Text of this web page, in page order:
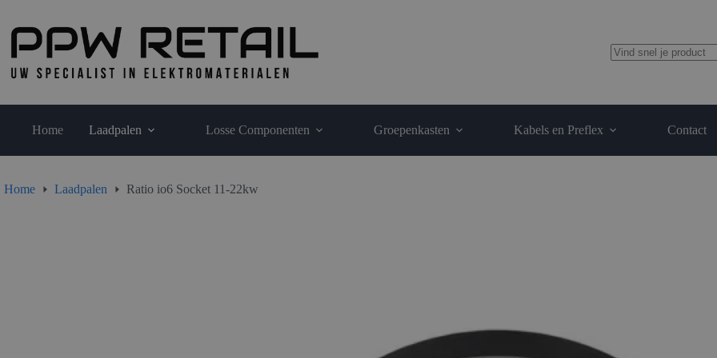
inhoud
aantal
Home Laadpalen Losse Componenten Groepenkasten Kabels en Preflex Contact
Home Laadpalen Ratio io6 Socket 11-22kw